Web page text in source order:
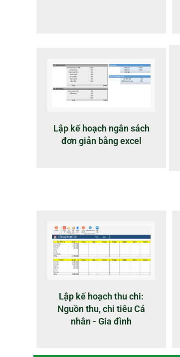
Lập kế hoạch ngân sách
đơn giản bằng excel
Lập kế hoạch thu chi:
Nguồn thu, chi tiêu Cá
nhân - Gia đình